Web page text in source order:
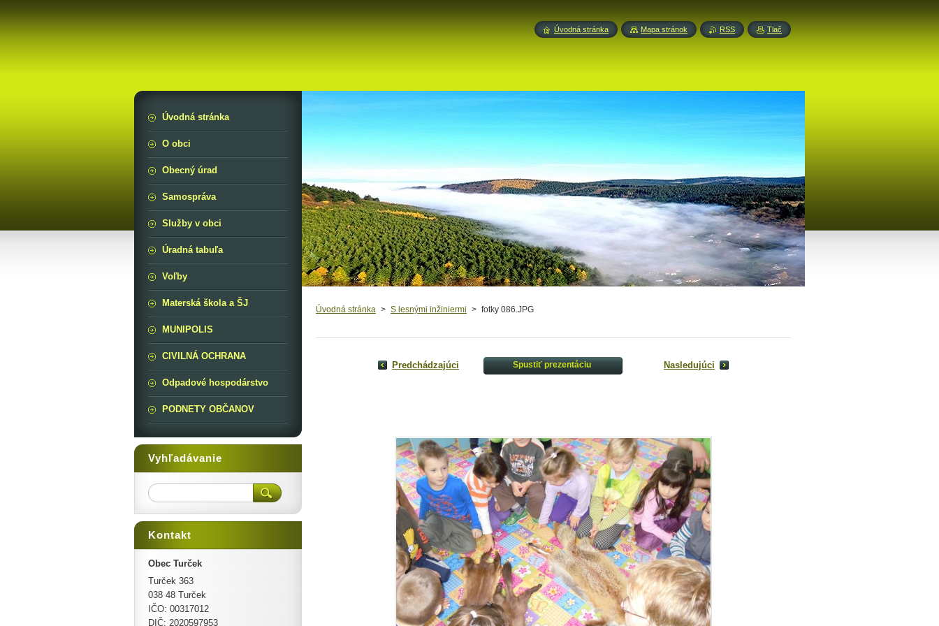
Úvodná stránka > S lesnými inžiniermi > fotky 086.JPG
Predchádzajúci Spustiť prezentáciu Nasledujúci
Úvodná stránka
O obci
Obecný úrad
Samospráva
Služby v obci
Úradná tabuľa
Voľby
Materská škola a ŠJ
MUNIPOLIS
CIVILNÁ OCHRANA
Odpadové hospodárstvo
PODNETY OBČANOV
Vyhľadávanie
Kontakt
Obec Turček
Turček 363
038 48 Turček
IČO: 00317012
DIČ: 2020597953
Úvodná stránka Mapa stránok RSS Tlač